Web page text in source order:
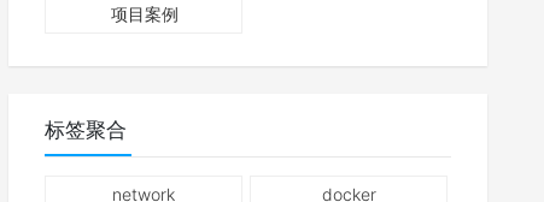
项目案例
标签聚合
network docker